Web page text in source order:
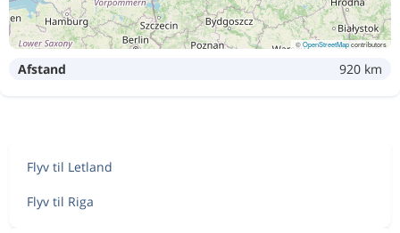
©OpenStreetMapcontributors
Afstand 920 km
Flyv til Letland
Flyv til Riga